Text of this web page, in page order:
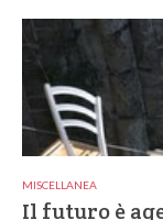
MISCELLANEA
Il futuro è